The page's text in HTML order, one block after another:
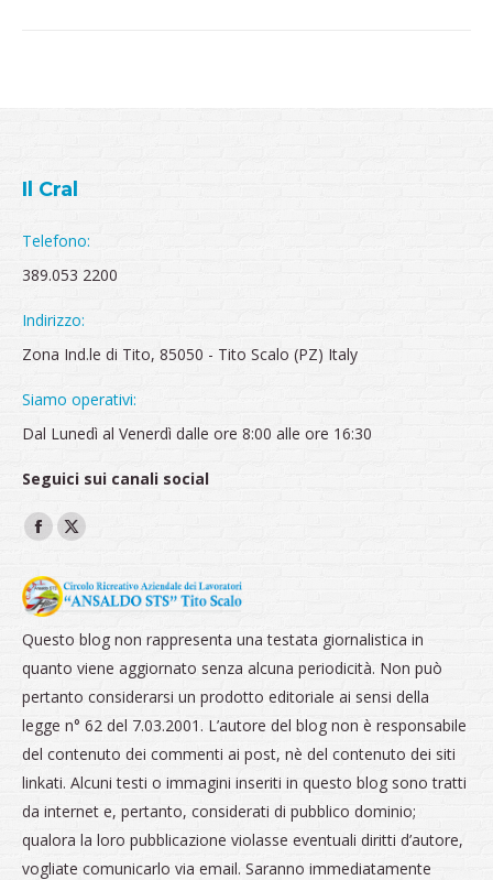
Il Cral
Telefono:
389.053 2200
Indirizzo:
Zona Ind.le di Tito, 85050 - Tito Scalo (PZ) Italy
Siamo operativi:
Dal Lunedì al Venerdì dalle ore 8:00 alle ore 16:30
Seguici sui canali social
Ci puoi trovare su:
Facebook
opens
X
opens
Questo blog non rappresenta una testata giornalistica in
quanto viene aggiornato senza alcuna periodicità. Non può
pertanto considerarsi un prodotto editoriale ai sensi della
legge n° 62 del 7.03.2001. L’autore del blog non è responsabile
del contenuto dei commenti ai post, nè del contenuto dei siti
linkati. Alcuni testi o immagini inseriti in questo blog sono tratti
da internet e, pertanto, considerati di pubblico dominio;
qualora la loro pubblicazione violasse eventuali diritti d’autore,
vogliate comunicarlo via email. Saranno immediatamente